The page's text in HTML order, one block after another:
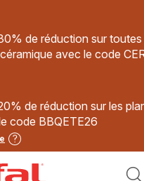
de réduction sur
avec le code
de réduction sur les
code BBQETE26